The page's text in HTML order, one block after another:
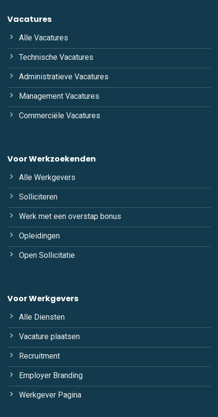
Vacatures
Alle Vacatures
Technische Vacatures
Administratieve Vacatures
Management Vacatures
Commerciële Vacatures
Voor Werkzoekenden
Alle Werkgevers
Solliciteren
Werk met een overstap bonus
Opleidingen
Open Sollicitatie
Voor Werkgevers
Alle Diensten
Vacature plaatsen
Recruitment
Employer Branding
Werkgever Pagina